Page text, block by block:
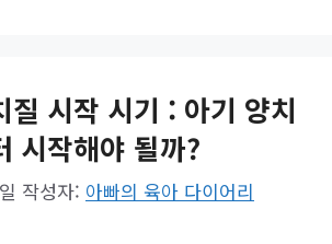
질 시작 시기 : 아기 양치
시작해야 될까?
작성자: 아빠의 육아 다이어리